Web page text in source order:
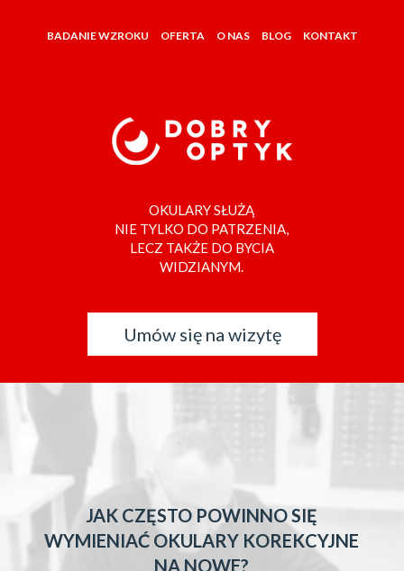
BADANIE WZROKU OFERTA O NAS BLOG KONTAKT
OKULARY SŁUŻĄ
NIE TYLKO DO PATRZENIA,
LECZ TAKŻE DO BYCIA
WIDZIANYM.
Umów się na wizytę
JAK CZĘSTO POWINNO SIĘ
WYMIENIAĆ OKULARY KOREKCYJNE
NA NOWE?